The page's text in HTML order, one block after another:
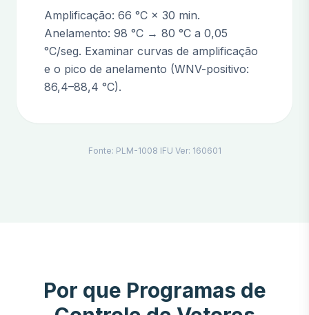
Amplificação: 66 °C × 30 min.
Anelamento: 98 °C → 80 °C a 0,05
°C/seg. Examinar curvas de amplificação
e o pico de anelamento (WNV-positivo:
86,4–88,4 °C).
Fonte: PLM-1008 IFU Ver: 160601
Por que Programas de